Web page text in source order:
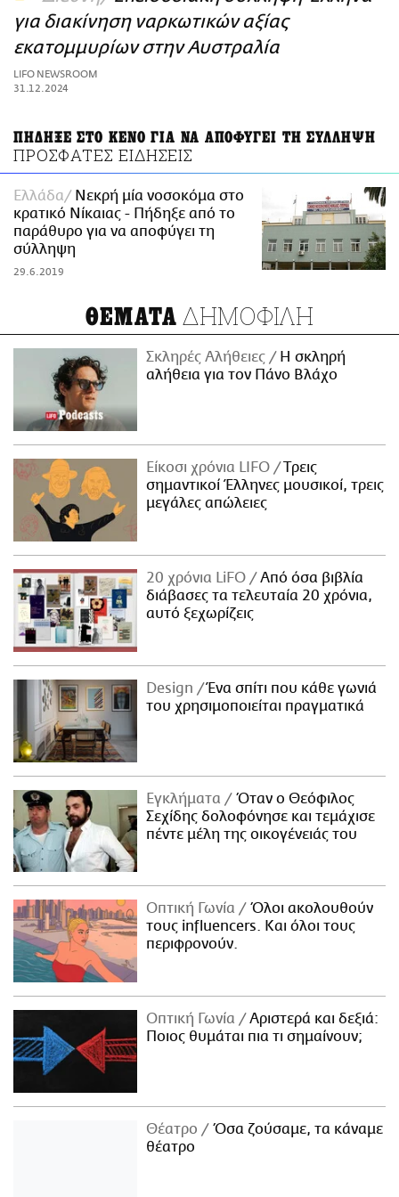
ΑΜΠΑ
PRINT
για διακίνηση ναρκωτικών αξίας
εκατομμυρίων στην Αυστραλία
LIFO NEWSROOM
31.12.2024
ΠΗΔΗΞΕ ΣΤΟ ΚΕΝΟ ΓΙΑ ΝΑ ΑΠΟΦΥΓΕΙ ΤΗ ΣΥΛΛΗΨΗ
ΠΡΟΣΦΑΤΕΣ ΕΙΔΗΣΕΙΣ
Ελλάδα
Νεκρή μία νοσοκόμα στο
κρατικό Νίκαιας - Πήδηξε από το
παράθυρο για να αποφύγει τη
σύλληψη
29.6.2019
ΘΕΜΑΤΑ ΔΗΜΟΦΙΛΗ
Σκληρές Αλήθειες
H σκληρή
αλήθεια για τον Πάνο Βλάχο
Είκοσι χρόνια LIFO
Tρεις
σημαντικοί Έλληνες μουσικοί, τρεις
μεγάλες απώλειες
20 χρόνια LiFO
Από όσα βιβλία
διάβασες τα τελευταία 20 χρόνια,
αυτό ξεχωρίζεις
Design
Ένα σπίτι που κάθε γωνιά
του χρησιμοποιείται πραγματικά
Εγκλήματα
Όταν ο Θεόφιλος
Σεχίδης δολοφόνησε και τεμάχισε
πέντε μέλη της οικογένειάς του
Οπτική Γωνία
Όλοι ακολουθούν
τους influencers. Και όλοι τους
περιφρονούν.
Οπτική Γωνία
Αριστερά και δεξιά:
Ποιος θυμάται πια τι σημαίνουν;
Θέατρο
Όσα ζούσαμε, τα κάναμε
θέατρο